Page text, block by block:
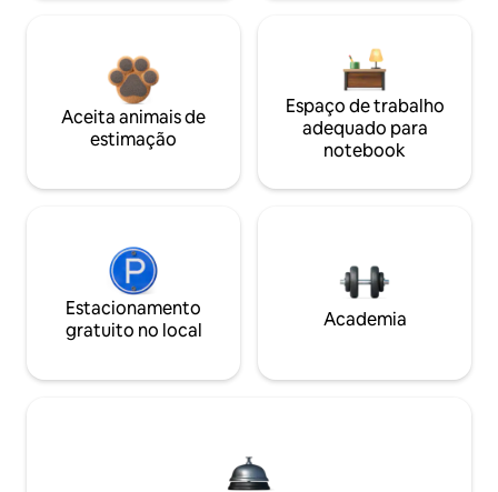
Aceita animais de
estimação
Espaço de trabalho
adequado para
notebook
Estacionamento
gratuito no local
Academia